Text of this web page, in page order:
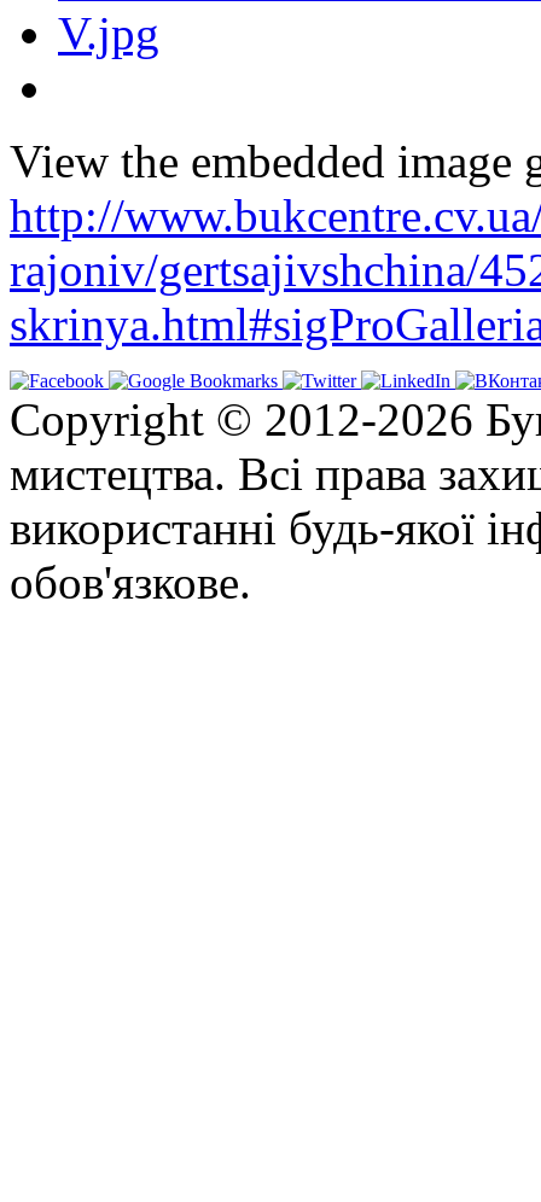
View the embedded image
http://
rajoniv/gertsajivshchina/
Copyright © 2012-2026
мистецтва. Всі права
використанні будь-якої
обов'язкове.